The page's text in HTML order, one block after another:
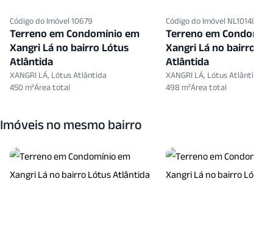
Código do Imóvel 10679
Terreno em Condomínio em
Xangri Lá no bairro Lótus
Atlântida
XANGRI LÁ, Lótus Atlântida
450 m²
Código do Imóvel NL10148220
Terreno em
Xangri Lá no bairro
Atlântida
XANGRI LÁ, Lótus Atlântida
498 m²
Imóveis no mesmo bairro